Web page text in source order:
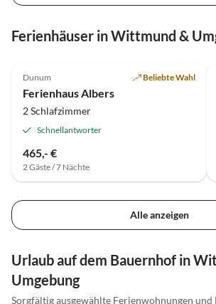
Ferienhäuser in Wittmund &
Dunum Beliebte Wahl
Ferienhaus Albers
2 Schlafzimmer
Schnellantworter
465,- €
2 Gäste / 7 Nächte
Alle anzeigen
Urlaub auf dem Bauernhof in
Umgebung
Sorgfältig ausgewählte Ferienwohnungen